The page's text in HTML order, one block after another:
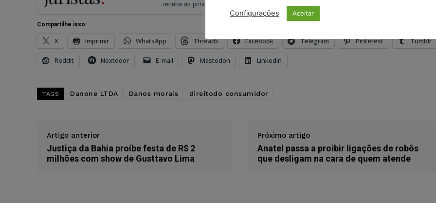
receba as principais notícias jurídicas do Brasil
Compartilhe isso:
X Imprimir WhatsApp Threads Facebook Telegram Pinterest Tumblr
Reddit Nextdoor E-mail Mastodon LinkedIn
TAGS Danone LTDA Danos morais direitodo consumidor
Artigo anterior
Justiça da Bahia proíbe festa de R$ 2
milhões com show de Gusttavo Lima
Próximo artigo
Anatel passa a proibir ligações de robôs
que desligam na cara de quem atende
Configurações Aceitar